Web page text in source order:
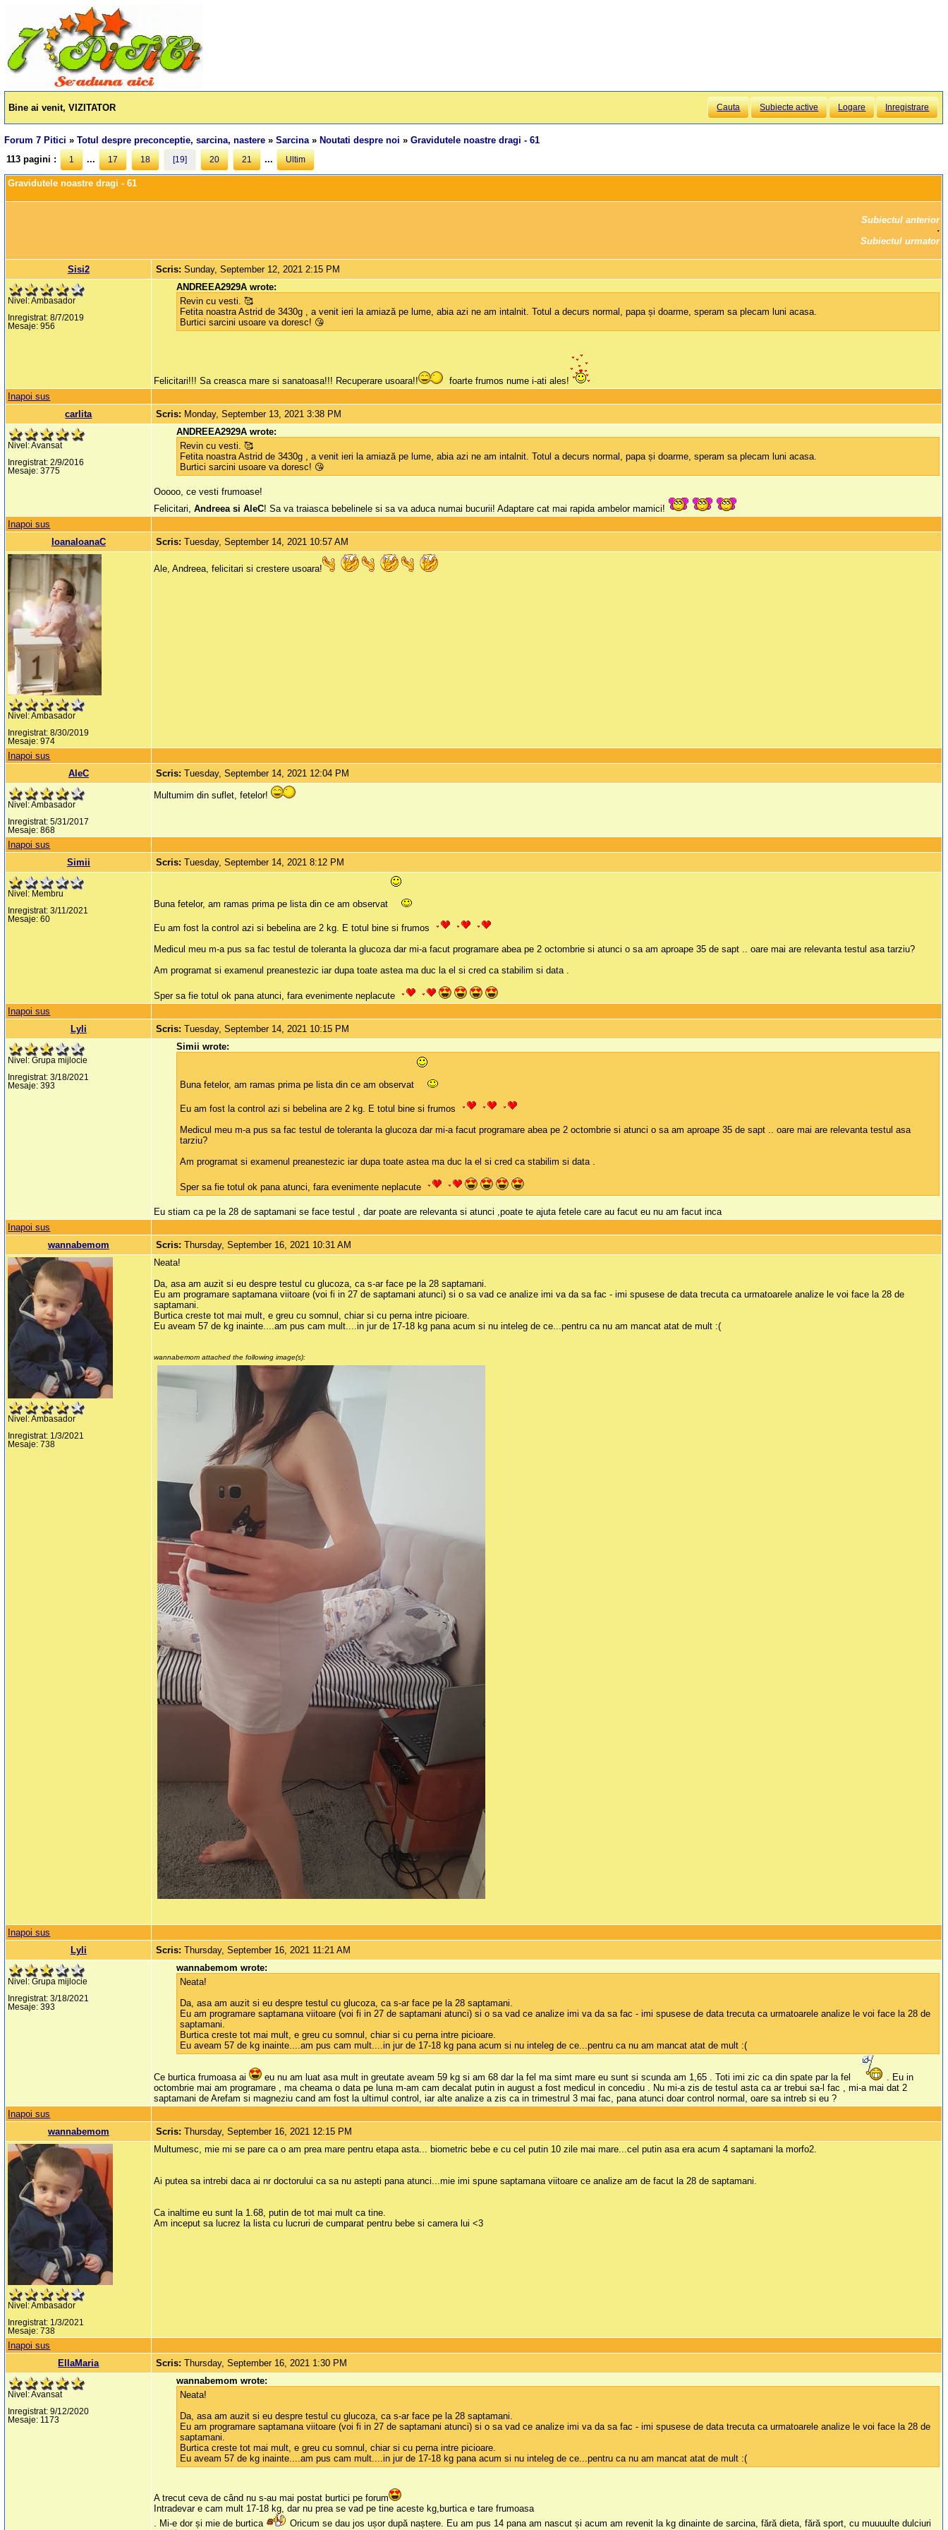
Bine ai venit, VIZITATOR Cauta Subiecte active Logare Inregistrare
Forum 7 Pitici »Totul despre preconceptie, sarcina, nastere »Sarcina» Noutati despre noi »Gravidutele noastre dragi - 61
113 pagini :
1 ... 17 18 [19] 20 21 ... Ultim
Gravidutele noastre dragi - 61
Subiectul anterior
Subiectul urmator
Sisi2 Scris:Sunday, September 12, 2021 2:15 PM
Nivel: Ambasador
Inregistrat: 8/7/2019
Mesaje: 956
ANDREEA2929A wrote:
Revin cu vesti. 🥰
Fetita noastra Astrid de 3430g , a venit ieri la amiază pe lume, abia azi ne am intalnit. Totul a decurs normal, papa și doarme, speram sa plecam luni acasa.
Burtici sarcini usoare va doresc! 😘
Felicitari!!! Sa creasca mare si sanatoasa!!! Recuperare usoara!!
foarte frumos nume i-ati ales!
Inapoi sus
carlita
Scris: Monday, September 13, 2021 3:38 PM
Nivel: Avansat
Inregistrat: 2/9/2016
Mesaje: 3775
ANDREEA2929A wrote:
Revin cu vesti. 🥰
Fetita noastra Astrid de 3430g , a venit ieri la amiază pe lume, abia azi ne am intalnit. Totul a decurs normal, papa și doarme, speram sa plecam luni acasa.
Burtici sarcini usoare va doresc! 😘
Ooooo, ce vesti frumoase!
Felicitari,Andreea si AleC! Sa va traiasca bebelinele si sa va aduca numai bucurii! Adaptare cat mai rapida ambelor mamici!
Inapoi sus
IoanaIoanaC
Scris:Tuesday, September 14, 2021 10:57 AM
Nivel: Ambasador
Inregistrat: 8/30/2019
Mesaje: 974
Ale, Andreea, felicitari si crestere usoara!
Inapoi sus
AleC
Scris:Tuesday, September 14, 2021 12:04 PM
Nivel: Ambasador
Inregistrat: 5/31/2017
Mesaje: 868
Multumim din suflet, fetelor!
Inapoi sus
Simii
Scris:Tuesday, September 14, 2021 8:12 PM
Nivel: Membru
Inregistrat: 3/11/2021
Mesaje: 60
Buna fetelor, am ramas prima pe lista din ce am observat
Eu am fost la control azi si bebelina are 2 kg. E totul bine si frumos
Medicul meu m-a pus sa fac testul de toleranta la glucoza dar mi-a facut programare abea pe 2 octombrie si atunci o sa am aproape 35 de sapt .. oare mai are relevanta testul asa tarziu?
Am programat si examenul preanestezic iar dupa toate astea ma duc la el si cred ca stabilim si data .
Sper sa fie totul ok pana atunci, fara evenimente neplacute
Inapoi sus
Lyli
Scris:Tuesday, September 14, 2021 10:15 PM
Nivel: Grupa mijlocie
Inregistrat: 3/18/2021
Mesaje: 393
Simii wrote:
Buna fetelor, am ramas prima pe lista din ce am observat
Eu am fost la control azi si bebelina are 2 kg. E totul bine si frumos
Medicul meu m-a pus sa fac testul de toleranta la glucoza dar mi-a facut programare abea pe 2 octombrie si atunci o sa am aproape 35 de sapt .. oare mai are relevanta testul asa
tarziu?
Am programat si examenul preanestezic iar dupa toate astea ma duc la el si cred ca stabilim si data .
Sper sa fie totul ok pana atunci, fara evenimente neplacute
Eu stiam ca pe la 28 de saptamani se face testul , dar poate are relevanta si atunci ,poate te ajuta fetele care au facut eu nu am facut inca
Inapoi sus
wannabemom
Scris:Thursday, September 16, 2021 10:31 AM
Nivel: Ambasador
Inregistrat: 1/3/2021
Mesaje: 738
Neata!
Da, asa am auzit si eu despre testul cu glucoza, ca s-ar face pe la 28 saptamani.
Eu am programare saptamana viitoare (voi fi in 27 de saptamani atunci) si o sa vad ce analize imi va da sa fac - imi spusese de data trecuta ca urmatoarele analize le voi face la 28 de
saptamani.
Burtica creste tot mai mult, e greu cu somnul, chiar si cu perna intre picioare.
Eu aveam 57 de kg inainte....am pus cam mult....in jur de 17-18 kg pana acum si nu inteleg de ce...pentru ca nu am mancat atat de mult :(
wannabemom attached the following image(s):
Inapoi sus
Lyli
Scris:Thursday, September 16, 2021 11:21 AM
Nivel: Grupa mijlocie
Inregistrat: 3/18/2021
Mesaje: 393
wannabemom wrote:
Neata!
Da, asa am auzit si eu despre testul cu glucoza, ca s-ar face pe la 28 saptamani.
Eu am programare saptamana viitoare (voi fi in 27 de saptamani atunci) si o sa vad ce analize imi va da sa fac - imi spusese de data trecuta ca urmatoarele analize le voi face la 28 de
saptamani.
Burtica creste tot mai mult, e greu cu somnul, chiar si cu perna intre picioare.
Eu aveam 57 de kg inainte....am pus cam mult....in jur de 17-18 kg pana acum si nu inteleg de ce...pentru ca nu am mancat atat de mult :(
Ce burtica frumoasa ai eu nu am luat asa mult in greutate aveam 59 kg si am 68 dar la fel ma simt mare eu sunt si scunda am 1,65 . Toti imi zic ca din spate par la fel
. Eu in
octombrie mai am programare , ma cheama o data pe luna m-am cam decalat putin in august a fost medicul in concediu . Nu mi-a zis de testul asta ca ar trebui sa-l fac , mi-a mai dat 2
saptamani de Arefam si magneziu cand am fost la ultimul control, iar alte analize a zis ca in trimestrul 3 mai fac, pana atunci doar control normal, oare sa intreb si eu ?
Inapoi sus
wannabemom
Scris:Thursday, September 16, 2021 12:15 PM
Nivel: Ambasador
Inregistrat: 1/3/2021
Mesaje: 738
Multumesc, mie mi se pare ca o am prea mare pentru etapa asta... biometric bebe e cu cel putin 10 zile mai mare...cel putin asa era acum 4 saptamani la morfo2.
Ai putea sa intrebi daca ai nr doctorului ca sa nu astepti pana atunci...mie imi spune saptamana viitoare ce analize am de facut la 28 de saptamani.
Ca inaltime eu sunt la 1.68, putin de tot mai mult ca tine.
Am inceput sa lucrez la lista cu lucruri de cumparat pentru bebe si camera lui <3
Inapoi sus
EllaMaria
Scris:Thursday, September 16, 2021 1:30 PM
Nivel: Avansat
Inregistrat: 9/12/2020
Mesaje: 1173
wannabemom wrote:
Neata!
Da, asa am auzit si eu despre testul cu glucoza, ca s-ar face pe la 28 saptamani.
Eu am programare saptamana viitoare (voi fi in 27 de saptamani atunci) si o sa vad ce analize imi va da sa fac - imi spusese de data trecuta ca urmatoarele analize le voi face la 28 de
saptamani.
Burtica creste tot mai mult, e greu cu somnul, chiar si cu perna intre picioare.
Eu aveam 57 de kg inainte....am pus cam mult....in jur de 17-18 kg pana acum si nu inteleg de ce...pentru ca nu am mancat atat de mult :(
A trecut ceva de când nu s-au mai postat burtici pe forum
Intradevar e cam mult 17-18 kg, dar nu prea se vad pe tine aceste kg,burtica e tare frumoasa
. Mi-e dor și mie de burtica
Oricum se dau jos ușor după naștere. Eu am pus 14 pana am nascut și acum am revenit la kg dinainte de sarcina, fără dieta, fără sport, cu muuuulte dulciuri